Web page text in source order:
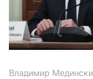
Владимир